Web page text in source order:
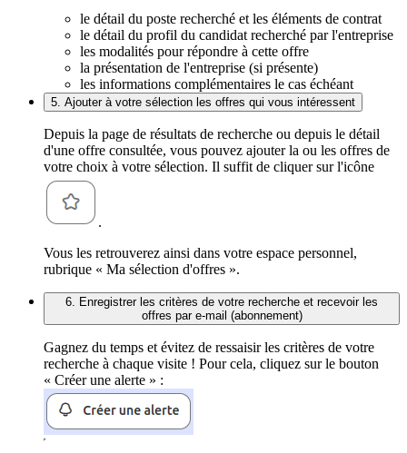
le détail du poste recherché et les éléments de contrat
le détail du profil du candidat recherché par l'entreprise
les modalités pour répondre à cette offre
la présentation de l'entreprise (si présente)
les informations complémentaires le cas échéant
5. Ajouter à votre sélection les offres qui vous intéressent
Depuis la page de résultats de recherche ou depuis le détail
d'une offre consultée, vous pouvez ajouter la ou les offres de
votre choix à votre sélection. Il suffit de cliquer sur l'icône
.
Vous les retrouverez ainsi dans votre espace personnel,
rubrique « Ma sélection d'offres ».
6. Enregistrer les critères de votre recherche et recevoir les
offres par e-mail (abonnement)
Gagnez du temps et évitez de ressaisir les critères de votre
recherche à chaque visite ! Pour cela, cliquez sur le bouton
« Créer une alerte » :